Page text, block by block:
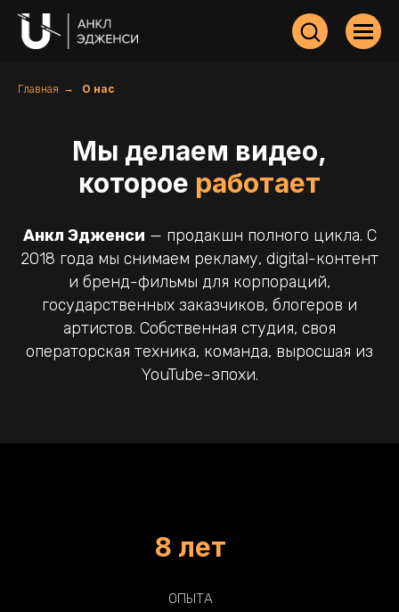
Главная → О нас
Мы делаем видео,
которое работает
Анкл Эдженси — продакшн полного цикла. С
2018 года мы снимаем рекламу, digital-контент
и бренд-фильмы для корпораций,
государственных заказчиков, блогеров и
артистов. Собственная студия, своя
операторская техника, команда, выросшая из
YouTube-эпохи.
8 лет
ОПЫТА